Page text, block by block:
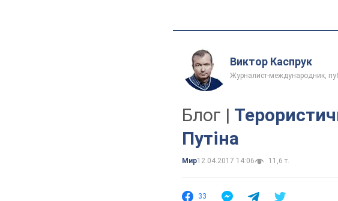
Виктор Каспрук
Журналист-международник,
Блог |
Путіна
Мир12.04.2017 14:06 11,6 т.
33